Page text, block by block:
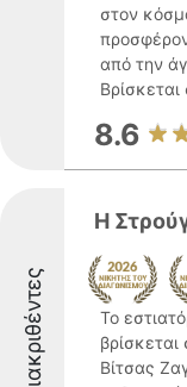
στον
από την
8.6
Διακριθέντες
Η
Το
Βίτσας